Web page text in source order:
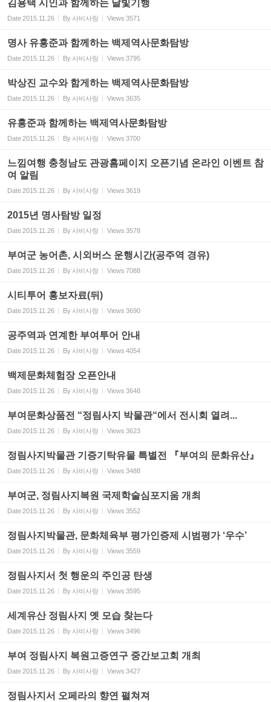
김용택 시인과 함께하는 달빛기행
Date2015.11.26 By 사비사랑 Views 3571
명사 유홍준과 함께하는 백제역사문화탐방
Date2015.11.26 By 사비사랑 Views 3795
박상진 교수와 함게하는 백제역사문화탐방
Date2015.11.26 By 사비사랑 Views 3635
유홍준과 함께하는 백제역사문화탐방
Date2015.11.26 By 사비사랑 Views 3700
느낌여행 충청남도 관광홈페이지 오픈기념 온라인 이벤트 참
여 알림
Date2015.11.26 By 사비사랑 Views 3619
2015년 명사탐방 일정
Date2015.11.26 By 사비사랑 Views 3578
부여군 농어촌, 시외버스 운행시간(공주역 경유)
Date2015.11.26 By 사비사랑 Views 7088
시티투어 홍보자료(뒤)
Date2015.11.26 By 사비사랑 Views 3690
공주역과 연계한 부여투어 안내
Date2015.11.26 By 사비사랑 Views 4054
백제문화체험장 오픈안내
Date2015.11.26 By 사비사랑 Views 3648
부여문화상품전 “정림사지 박물관“에서 전시회 열려...
Date2015.11.26 By 사비사랑 Views 3623
정림사지박물관 기증기탁유물 특별전 『부여의 문화유산』
Date2015.11.26 By 사비사랑 Views 3488
부여군, 정림사지복원 국제학술심포지움 개최
Date2015.11.26 By 사비사랑 Views 3552
정림사지박물관, 문화체육부 평가인증제 시범평가 ‘우수’
Date2015.11.26 By 사비사랑 Views 3559
정림사지서 첫 행운의 주인공 탄생
Date2015.11.26 By 사비사랑 Views 3595
세계유산 정림사지 옛 모습 찾는다
Date2015.11.26 By 사비사랑 Views 3496
부여 정림사지 복원고증연구 중간보고회 개최
Date2015.11.26 By 사비사랑 Views 3427
정림사지서 오페라의 향연 펼쳐져